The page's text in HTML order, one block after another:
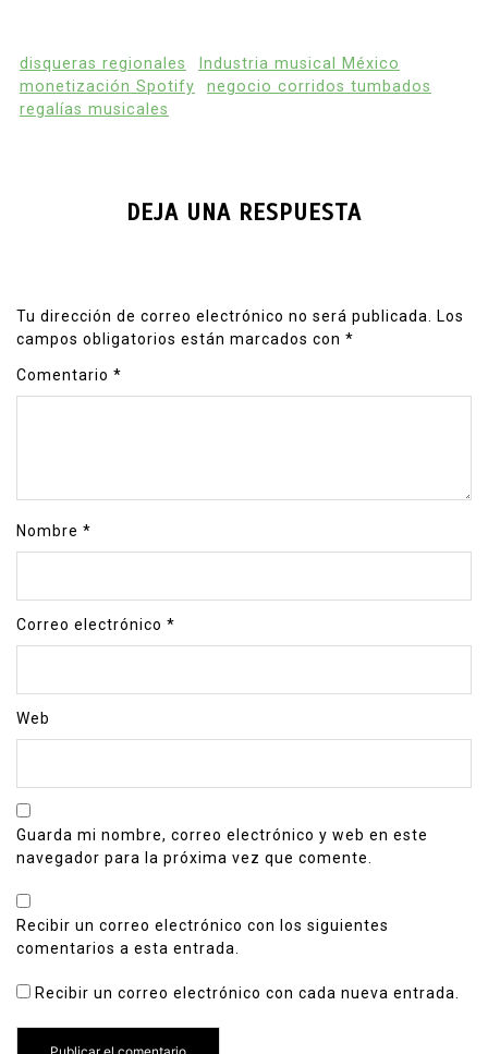
disqueras regionales
Industria musical México
monetización Spotify
negocio corridos tumbados
regalías musicales
DEJA UNA RESPUESTA
Tu dirección de correo electrónico no será publicada. Los
campos obligatorios están marcados con *
Comentario *
Nombre *
Correo electrónico *
Web
Guarda mi nombre, correo electrónico y web en este
navegador para la próxima vez que comente.
Recibir un correo electrónico con los siguientes
comentarios a esta entrada.
Recibir un correo electrónico con cada nueva entrada.